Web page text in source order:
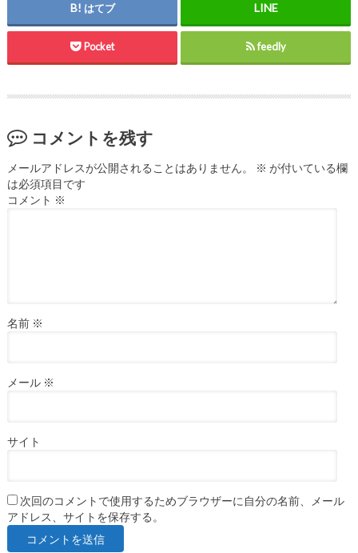
はてブ
Pocket feedly
コメントを残す
メールアドレスが公開されることはありません。 ※ が付いている欄
は必須項目です
コメント ※
名前 ※
メール ※
サイト
次回のコメントで使用するためブラウザーに自分の名前、メール
アドレス、サイトを保存する。